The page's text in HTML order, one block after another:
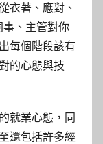
衣著、應對、
事、主管對你
每個階段該有
的心態與技
就業心態，同
還包括許多經